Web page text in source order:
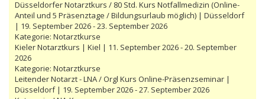
Düsseldorfer Notarztkurs / 80 Std. Kurs Notfallmedizin (Online-
Anteil und 5 Präsenztage / Bildungsurlaub möglich) | Düsseldorf
| 19. September 2026 - 23. September 2026
Kategorie: Notarztkurse
Kieler Notarztkurs | Kiel | 11. September 2026 - 20. September
2026
Kategorie: Notarztkurse
Leitender Notarzt - LNA / Orgl Kurs Online-Präsenzseminar |
Düsseldorf | 19. September 2026 - 27. September 2026